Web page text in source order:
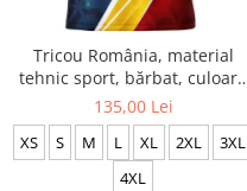
Accesorii
Colecții
România
Haine dacice
Simboluri tradiționale
reinterpretate
Tricou România, material
tehnic sport, bărbat, culoare
albă, CS71
135,00 Lei
XS S M L XL 2XL
3XL
4XL